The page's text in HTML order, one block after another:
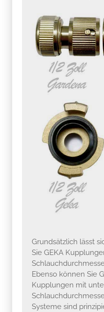
Grundsätzlich lässt
Sie GEKA
Ebenso können Sie
Kupplungen mit
Systeme sind